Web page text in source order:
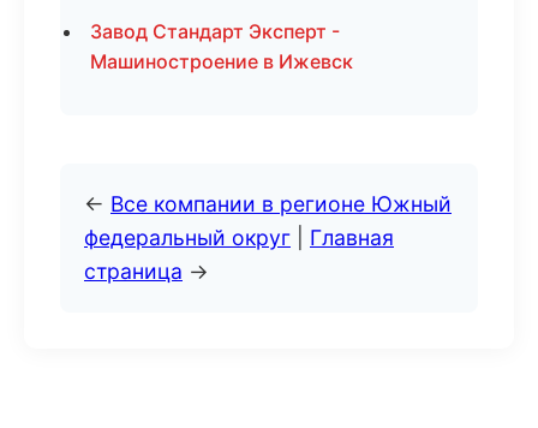
Завод Стандарт Эксперт -
Машиностроение в Ижевск
← Все компании в регионе Южный
федеральный округ
Главная
страница →